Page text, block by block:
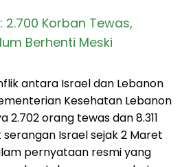
Korban Tewas,
Berhenti Meski
antara Israel dan Lebanon
Kesehatan Lebanon
orang tewas dan 8.311
Israel sejak 2 Maret
pernyataan resmi yang